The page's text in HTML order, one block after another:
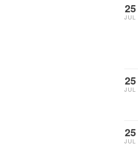
25
JUL
25
JUL
25
JUL